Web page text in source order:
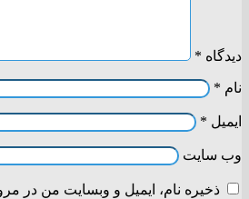
دیدگاه *
نام *
ایمیل *
وب‌ سایت
ذخیره نام، ایمیل و وبسایت من در